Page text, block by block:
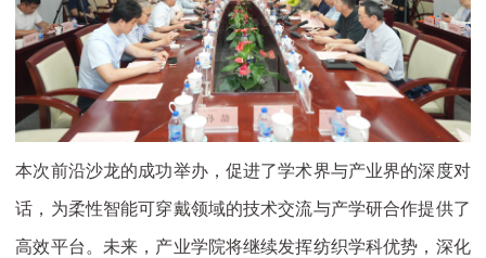
本次前沿沙龙的成功举办，促进了学术界与产业界的深度对
话，为柔性智能可穿戴领域的技术交流与产学研合作提供了
高效平台。未来，产业学院将继续发挥纺织学科优势，深化